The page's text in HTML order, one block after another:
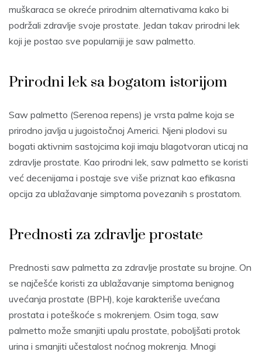
muškaraca se okreće prirodnim alternativama kako bi
podržali zdravlje svoje prostate. Jedan takav prirodni lek
koji je postao sve popularniji je saw palmetto.
Prirodni lek sa bogatom istorijom
Saw palmetto (Serenoa repens) je vrsta palme koja se
prirodno javlja u jugoistočnoj Americi. Njeni plodovi su
bogati aktivnim sastojcima koji imaju blagotvoran uticaj na
zdravlje prostate. Kao prirodni lek, saw palmetto se koristi
već decenijama i postaje sve više priznat kao efikasna
opcija za ublažavanje simptoma povezanih s prostatom.
Prednosti za zdravlje prostate
Prednosti saw palmetta za zdravlje prostate su brojne. On
se najčešće koristi za ublažavanje simptoma benignog
uvećanja prostate (BPH), koje karakteriše uvećana
prostata i poteškoće s mokrenjem. Osim toga, saw
palmetto može smanjiti upalu prostate, poboljšati protok
urina i smanjiti učestalost noćnog mokrenja. Mnogi